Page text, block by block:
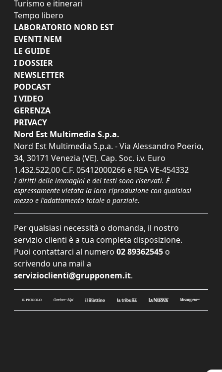
Turismo e itinerari
Tempo libero
LABORATORIO NORD EST
EVENTI NEM
LE GUIDE
I DOSSIER
NEWSLETTER
PODCAST
I VIDEO
GERENZA
PRIVACY
Nord Est Multimedia S.p.a.
Nord Est Multimedia S.p.a. - Via Alessandro Poerio,
34, 30171 Venezia (VE). Cap. Soc. i.v. Euro
1.432.522,00 C.F. 05412000266 e REA VE-454332
I diritti delle immagini e dei testi sono riservati. È
espressamente vietata la loro riproduzione con qualsiasi
mezzo e l'adattamento totale o parziale.
Per qualsiasi necessità o domanda, il nostro
servizio clienti è a tua completa disposizione.
Puoi contattarci al numero 02 89362545 o
scrivendo una mail a
servizioclienti@grupponem.it.